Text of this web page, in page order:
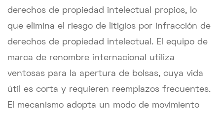
derechos de propiedad intelectual propios, lo
que elimina el riesgo de litigios por infracción de
derechos de propiedad intelectual. El equipo de
marca de renombre internacional utiliza
ventosas para la apertura de bolsas, cuya vida
útil es corta y requieren reemplazos frecuentes.
El mecanismo adopta un modo de movimiento